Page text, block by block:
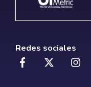
Redes sociales